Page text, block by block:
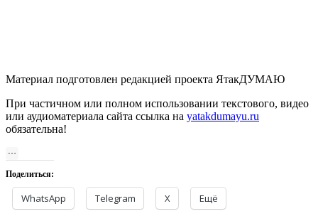
Материал подготовлен редакцией проекта ЯтакДУМАЮ
При частичном или полном использовании текстового, видео
или аудиоматериала сайта ссылка на yatakdumayu.ru
обязательна!
Поделиться:
WhatsApp Telegram X Ещё